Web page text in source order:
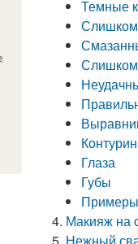
Темные
Слишком
Глаза
Губы
Примеры
Макияж на